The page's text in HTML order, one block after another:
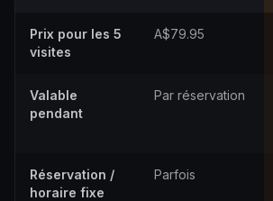
Prix pour les 5
visites
A$79.95
Valable
pendant
Par réservation
Réservation /
horaire fixe
Parfois